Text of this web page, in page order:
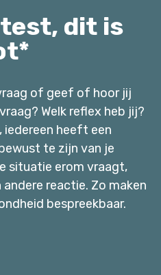
dit is
of geef of hoor jij
Welk reflex heb jij?
heeft een
te zijn van je
situatie erom vraagt,
reactie. Zo maken
bespreekbaar.